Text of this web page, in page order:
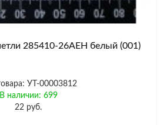
285410-26AEH белый (001)
УТ-00003812
В наличии: 699
22 руб.